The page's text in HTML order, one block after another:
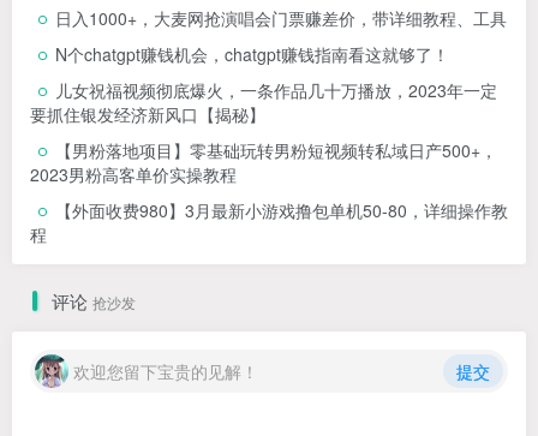
日入1000+，大麦网抢演唱会门票赚差价，带详细教程、工具
N个chatgpt赚钱机会，chatgpt赚钱指南看这就够了！
儿女祝福视频彻底爆火，一条作品几十万播放，2023年一定
要抓住银发经济新风口【揭秘】
【男粉落地项目】零基础玩转男粉短视频转私域日产500+，
2023男粉高客单价实操教程
【外面收费980】3月最新小游戏撸包单机50-80，详细操作教
程
评论 抢沙发
欢迎您留下宝贵的见解！ 提交